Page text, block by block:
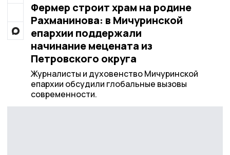
Фермер строит храм на родине
Рахманинова: в Мичуринской
епархии поддержали
начинание мецената из
Петровского округа
Журналисты и духовенство Мичуринской
епархии обсудили глобальные вызовы
современности.